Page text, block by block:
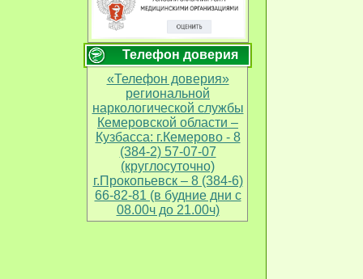
Телефон доверия
«Телефон доверия»
региональной
наркологической службы
Кемеровской области –
Кузбасса: г.Кемерово - 8
(384-2) 57-07-07
(круглосуточно)
г.Прокопьевск – 8 (384-6)
66-82-81 (в будние дни с
08.00ч до 21.00ч)